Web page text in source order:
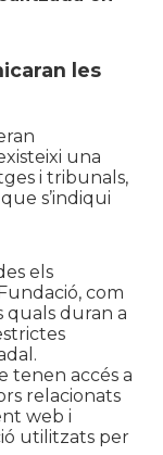
les
una
i tribunals,
s’indiqui
els
com
quals duran a
tenen accés a
relacionats
web i
utilitzats per